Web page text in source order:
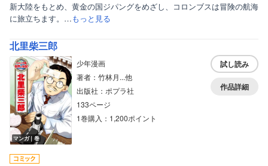
新大陸をもとめ、黄金の国ジパングをめざし、コロンブスは冒険の航海
に旅立ちます。…もっと見る
北里柴三郎
マンガ｜巻
少年漫画
著者：竹林月...他
出版社：ポプラ社
133ページ
1巻購入：1,200ポイント
試し読み
作品詳細